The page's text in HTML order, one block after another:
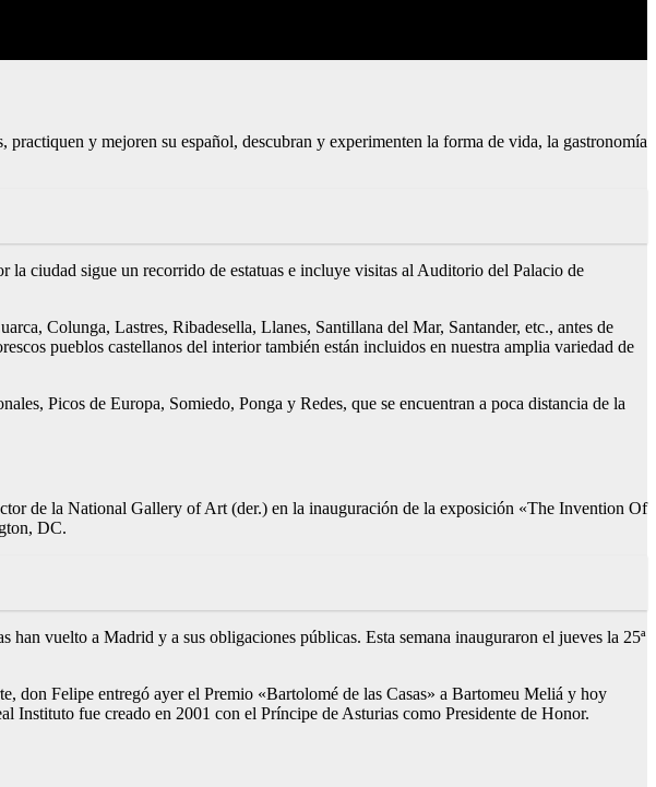
y mejoren su español, descubran y experimenten la forma de vida, la gastronomía
ciudad sigue un recorrido de estatuas e incluye visitas al Auditorio del Palacio de
Colunga, Lastres, Ribadesella, Llanes, Santillana del Mar, Santander, etc., antes de
pueblos castellanos del interior también están incluidos en nuestra amplia variedad de
Picos de Europa, Somiedo, Ponga y Redes, que se encuentran a poca distancia de la
de la National Gallery of Art (der.) en la inauguración de la exposición «The Invention Of
DC.
vuelto a Madrid y a sus obligaciones públicas. Esta semana inauguraron el jueves la 25ª
don Felipe entregó ayer el Premio «Bartolomé de las Casas» a Bartomeu Meliá y hoy
fue creado en 2001 con el Príncipe de Asturias como Presidente de Honor.